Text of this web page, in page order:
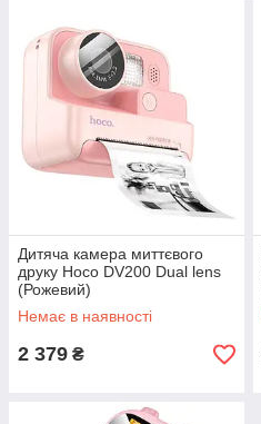
Дитяча камера миттєвого
друку Hoco DV200 Dual lens
(Рожевий)
Немає в наявності
2 379 ₴